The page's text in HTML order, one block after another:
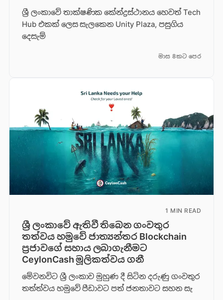
ශ්‍රී ලංකාවේ තාක්ෂණික කේන්ද්‍රස්ථානය හෙවත් Tech
Hub එකක් ලෙස සැලකෙන Unity Plaza, පසුගිය
දෙසැම්
මාස 8කට පෙර
1 MIN READ
ශ්‍රී ලංකාවේ ඇතිවී තිබෙන ගංවතුර
තත්වය හමුවේ ජාත්‍යන්තර Blockchain
ප්‍රජාවගේ සහාය ලබාගැනීමට
CeylonCash මූලිකත්වය ග​නී
මේවනවිට ශ්‍රී ලංකාව මුහුණ දී සිටින දරුණු ගංවතුර
තත්ත්වය හමුවේ පීඩාවට පත් ජනතාවට සහන සැ